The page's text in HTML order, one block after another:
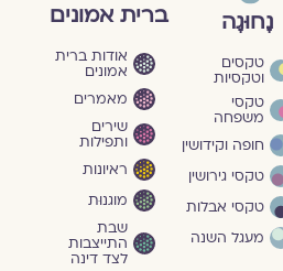
נָחוּגָה
טקסים
וטקסיות
טקסי
משפחה
חופה וקידושין
טקסי גירושין
טקסי אבלות
מעגל השנה
ברית אמונים
אודות ברית
אמונים
מאמרים
שירים
ותפילות
ראיונות
מוגנוּת
שבת
התייצבות
לצד דינה